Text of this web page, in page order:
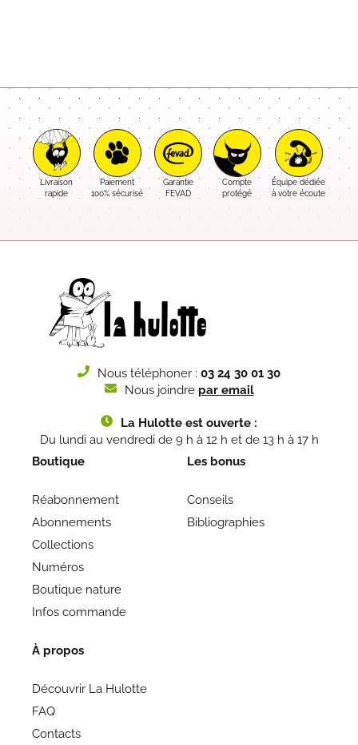
Livraison
rapide
Paiement
100% sécurisé
Garantie
FEVAD
Compte
protégé
Équipe dédiée
à votre écoute
Nous téléphoner : 03 24 30 01 30
Nous joindre par email
La Hulotte est ouverte :
Du lundi au vendredi de 9 h à 12 h et de 13 h à 17 h
Boutique
Réabonnement
Abonnements
Collections
Numéros
Boutique nature
Infos commande
Les bonus
Conseils
Bibliographies
À propos
Découvrir La Hulotte
FAQ
Contacts